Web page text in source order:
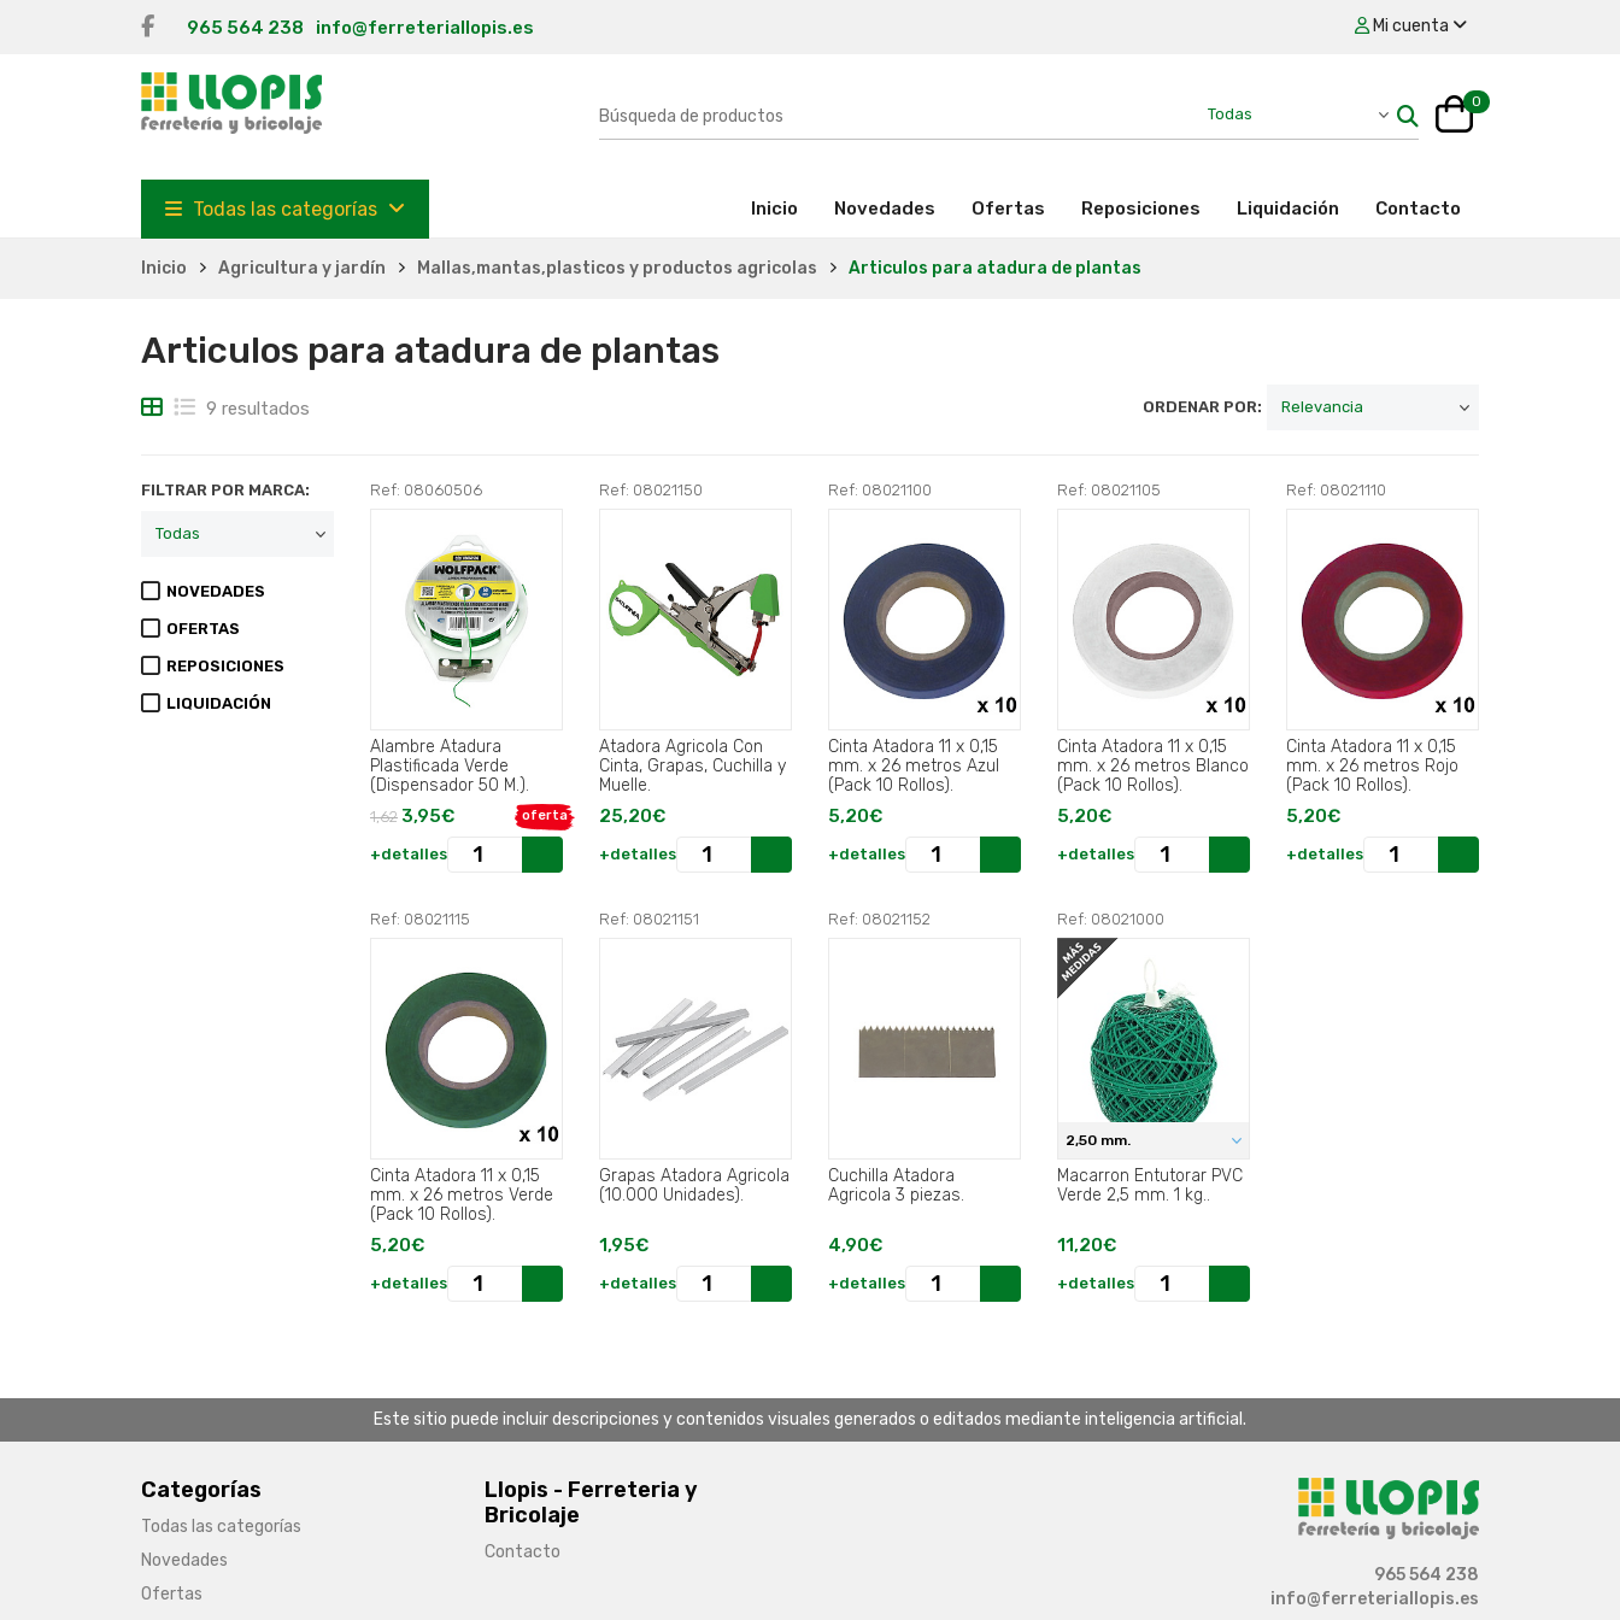
965 564 238 info@ferreteriallopis.es Mi cuenta
0
Todas las categorías Inicio (activo)Novedades Ofertas Reposiciones Liquidación Contacto
Inicio Agricultura y jardín Mallas,mantas,plasticos y productos agricolas Articulos para atadura de plantas
Articulos para atadura de plantas
9 resultados ORDENAR POR:
FILTRAR POR MARCA:
NOVEDADES
OFERTAS
REPOSICIONES
LIQUIDACIÓN
Ref: 08060506
Alambre Atadura
Plastificada Verde
(Dispensador 50 M.).
oferta
1,62 3,95€
+detalles
Ref: 08021150
Atadora Agricola Con
Cinta, Grapas, Cuchilla y
Muelle.
25,20€
+detalles
Ref: 08021100
Cinta Atadora 11 x 0,15
mm. x 26 metros Azul
(Pack 10 Rollos).
5,20€
+detalles
Ref: 08021105
Cinta Atadora 11 x 0,15
mm. x 26 metros Blanco
(Pack 10 Rollos).
5,20€
+detalles
Ref: 08021110
Cinta Atadora 11 x 0,15
mm. x 26 metros Rojo
(Pack 10 Rollos).
5,20€
+detalles
Ref: 08021115
Cinta Atadora 11 x 0,15
mm. x 26 metros Verde
(Pack 10 Rollos).
5,20€
+detalles
Ref: 08021151
Grapas Atadora Agricola
(10.000 Unidades).
1,95€
+detalles
Ref: 08021152
Cuchilla Atadora
Agricola 3 piezas.
4,90€
+detalles
Ref: 08021000
2,50 mm.
Macarron Entutorar PVC
Verde 2,5 mm. 1 kg..
11,20€
+detalles
Este sitio puede incluir descripciones y contenidos visuales generados o editados mediante inteligencia artificial.
Categorías
Todas las categorías
Novedades
Ofertas
Llopis - Ferreteria y
Bricolaje
Contacto
965 564 238
info@ferreteriallopis.es